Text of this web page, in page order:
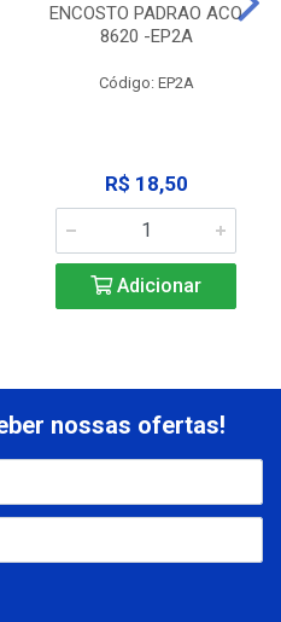
ENCOSTO PADRAO ACO
8620 -EP2A
Código: EP2A
R$ 18,50
Adicionar
nossas ofertas!